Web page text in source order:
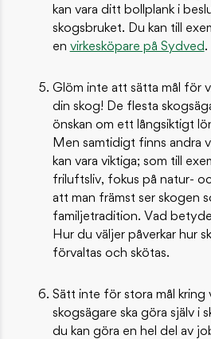
kan vara ditt bollplank i
skogsbruket. Du kan till
en virkesköpare på Sydved.
Glöm inte att sätta mål för
din skog! De flesta
önskan om ett långsiktigt
Men samtidigt finns andra
kan vara viktiga; som till
friluftsliv, fokus på natur-
att man främst ser skogen
familjetradition. Vad
Hur du väljer påverkar hur
förvaltas och skötas.
Sätt inte för stora mål kring
skogsägare ska göra själv i
du kan göra en hel del av